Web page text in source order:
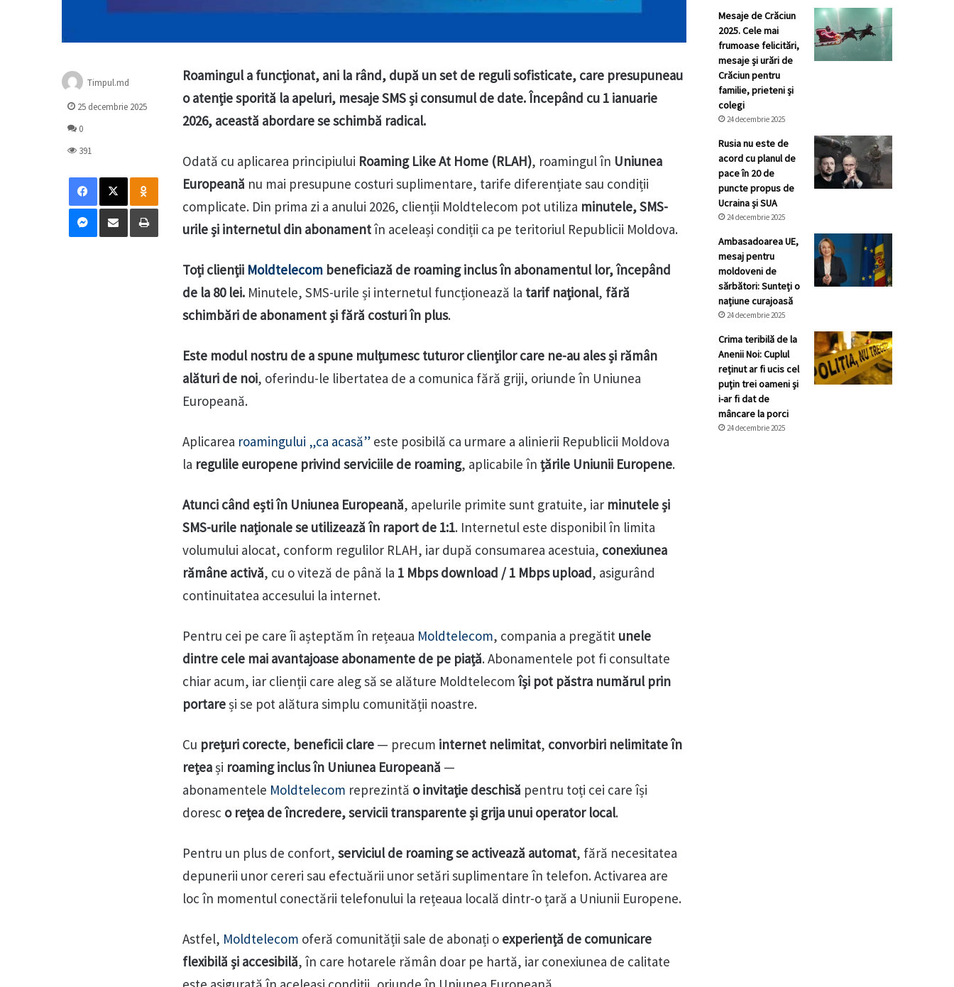
Roamingul a funcționat, ani la rând, după un set de reguli sofisticate, care presupuneau
o atenție sporită la apeluri, mesaje SMS și consumul de date. Începând cu 1 ianuarie
2026, această abordare se schimbă radical.
Odată cu aplicarea principiului Roaming Like At Home (RLAH), roamingul în Uniunea
Europeană nu mai presupune costuri suplimentare, tarife diferențiate sau condiții
complicate. Din prima zi a anului 2026, clienții Moldtelecom pot utiliza minutele, SMS-
urile și internetul din abonamentîn aceleași condiții ca pe teritoriul Republicii Moldova.
Toți clienții Moldtelecom beneficiază de roaming inclus în abonamentul lor, începând
de la 80 lei. Minutele, SMS-urile și internetul funcționează la tarif național, fără
schimbări de abonament și fără costuri în plus.
Este modul nostru de a spune mulțumesc tuturor clienților care ne-au ales și rămân
alături de noi, oferindu-le libertatea de a comunica fără griji, oriunde în Uniunea
Europeană.
Aplicarea roamingului „ca acasă” este posibilă ca urmare a alinierii Republicii Moldova
la regulile europene privind serviciile de roaming, aplicabile în țările Uniunii Europene.
Atunci când ești în Uniunea Europeană, apelurile primite sunt gratuite, iar minutele și
SMS-urile naționale se utilizează în raport de 1:1. Internetul este disponibil în limita
volumului alocat, conform regulilor RLAH, iar după consumarea acestuia, conexiunea
rămâne activă, cu o viteză de până la 1 Mbps download / 1 Mbps upload, asigurând
continuitatea accesului la internet.
Pentru cei pe care îi așteptăm în rețeaua Moldtelecom, compania a pregătit unele
dintre cele mai avantajoase abonamente de pe piață. Abonamentele pot fi consultate
chiar acum, iar clienții care aleg să se alăture Moldtelecom își pot păstra numărul prin
portareși se pot alătura simplu comunității noastre.
Cu prețuri corecte, beneficii clare — precum internet nelimitat, convorbiri nelimitate în
rețeași roaming inclus în Uniunea Europeană —
abonamentele Moldtelecom reprezintă o invitație deschisă pentru toți cei care își
doresc o rețea de încredere, servicii transparente și grija unui operator local.
Pentru un plus de confort, serviciul de roaming se activează automat, fără necesitatea
depunerii unor cereri sau efectuării unor setări suplimentare în telefon. Activarea are
loc în momentul conectării telefonului la rețeaua locală dintr-o țară a Uniunii Europene.
Astfel, Moldtelecom oferă comunității sale de abonați o experiență de comunicare
flexibilă și accesibilă, în care hotarele rămân doar pe hartă, iar conexiunea de calitate
Timpul.md
25 decembrie 2025
0
391
Facebook
X Odnoklassniki
Messenger
Distribuie prin mail Tipărește
Mesaje de Crăciun
2025. Cele mai
frumoase felicitări,
mesaje și urări de
Crăciun pentru
familie, prieteni și
colegi
24 decembrie 2025
Rusia nu este de
acord cu planul de
pace în 20 de
puncte propus de
Ucraina și SUA
24 decembrie 2025
Ambasadoarea UE,
mesaj pentru
moldoveni de
sărbători: Sunteți o
națiune curajoasă
24 decembrie 2025
Crima teribilă de la
Anenii Noi: Cuplul
reținut ar fi ucis cel
puțin trei oameni și
i-ar fi dat de
mâncare la porci
24 decembrie 2025